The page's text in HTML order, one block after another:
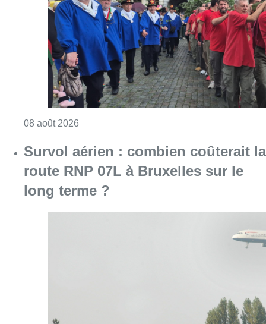
08 août 2026
Survol aérien : combien coûterait la
route RNP 07L à Bruxelles sur le
long terme ?